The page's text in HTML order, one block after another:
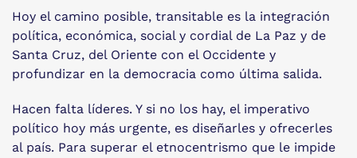
Hoy el camino posible, transitable es la integración
política, económica, social y cordial de La Paz y de
Santa Cruz, del Oriente con el Occidente y
profundizar en la democracia como última salida.
Hacen falta líderes. Y si no los hay, el imperativo
político hoy más urgente, es diseñarles y ofrecerles
al país. Para superar el etnocentrismo que le impide